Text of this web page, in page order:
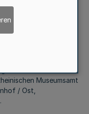
des
- 9.
Museumsamt
/ Ost,